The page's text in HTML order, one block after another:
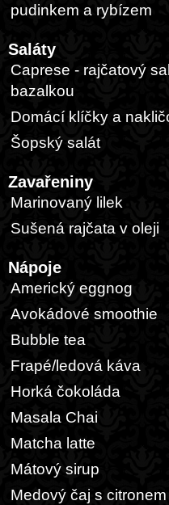
pudinkem a rybízem
Saláty
Caprese - rajčatový
bazalkou
Domácí klíčky a
Šopský salát
Zavařeniny
Marinovaný lilek
Sušená rajčata v oleji
Nápoje
Americký eggnog
Avokádové smoothie
Bubble tea
Frapé/ledová káva
Horká čokoláda
Masala Chai
Matcha latte
Mátový sirup
Medový čaj s